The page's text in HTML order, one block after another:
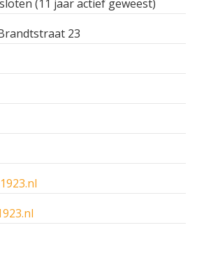
(11 jaar actief geweest)
23